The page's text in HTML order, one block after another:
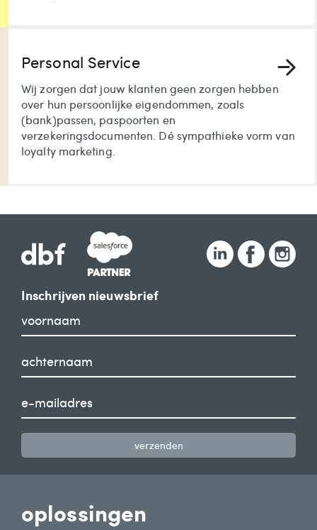
Personal Service
Wij zorgen dat jouw klanten geen zorgen hebben
over hun persoonlijke eigendommen, zoals
(bank)passen, paspoorten en
verzekeringsdocumenten. Dé sympathieke vorm van
loyalty marketing.
Inschrijven nieuwsbrief
verzenden
oplossingen